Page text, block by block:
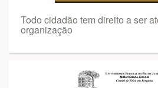
Todo cidadão tem direito a ser
organização